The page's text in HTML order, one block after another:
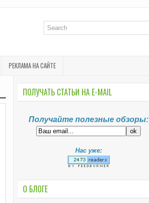
РЕКЛАМА НА САЙТЕ
ПОЛУЧАТЬ СТАТЬИ НА E-MАIL
Получайте полезные обзоры:
Нас уже:
О БЛОГЕ